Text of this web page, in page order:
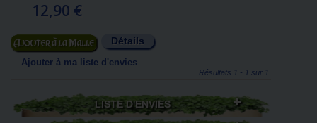
12,90 €
Ajouter au panier Détails
Ajouter à ma liste d'envies
Résultats 1 - 1 sur 1.
LISTE D'ENVIES